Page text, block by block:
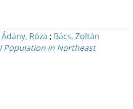
Ádány, Róza ; Bács, Zoltán
Population in Northeast